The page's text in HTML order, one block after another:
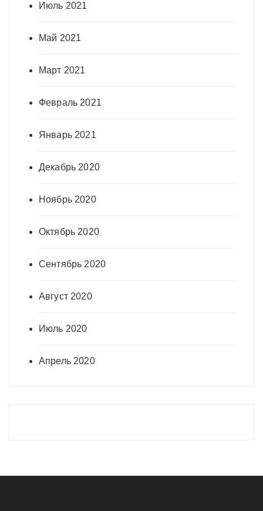
Июль 2021
Май 2021
Март 2021
Февраль 2021
Январь 2021
Декабрь 2020
Ноябрь 2020
Октябрь 2020
Сентябрь 2020
Август 2020
Июль 2020
Апрель 2020